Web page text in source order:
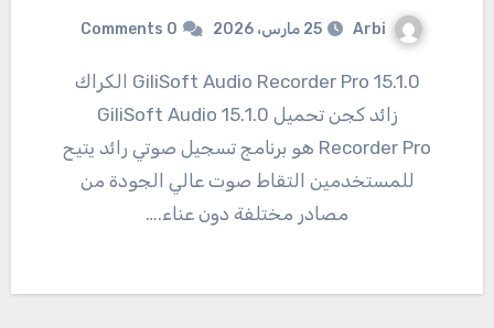
Arbi 25 مارس، 2026 0 Comments
15.1.0 GiliSoft Audio Recorder Pro الكراك
زائد كجن تحميل 15.1.0 GiliSoft Audio
Recorder Pro هو برنامج تسجيل صوتي رائد يتيح
للمستخدمين التقاط صوت عالي الجودة من
مصادر مختلفة دون عناء.…